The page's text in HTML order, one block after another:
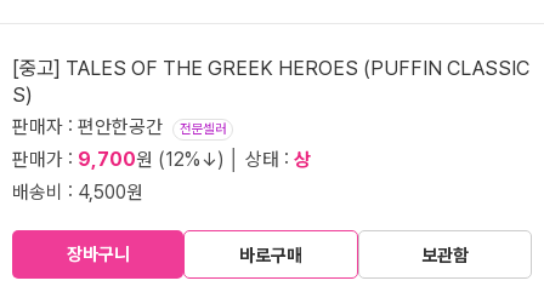
[중고] TALES OF THE GREEK HEROES (PUFFIN CLASSIC
S)
판매자 : 편안한공간 전문셀러
판매가 : 9,700원 (12%↓) │ 상태 : 상
배송비 : 4,500원
장바구니 바로구매 보관함